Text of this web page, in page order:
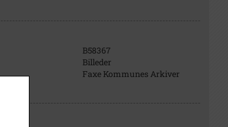
B58367
Billeder
Faxe Kommunes Arkiver